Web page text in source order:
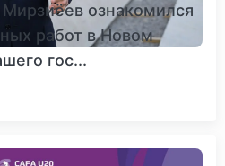
ознакомился
работ в Новом
гос...